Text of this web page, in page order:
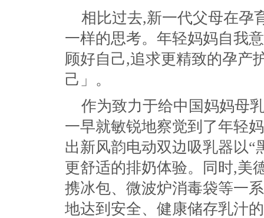
相比过去,新一代父母在孕
一样的思考。年轻妈妈自我
顾好自己,追求更精致的孕产
己」。
作为致力于给中国妈妈母
一早就敏锐地察觉到了年轻
出新风韵电动双边吸乳器以“
更舒适的排奶体验。同时,美
携冰包、微波炉消毒袋等一
地达到安全、健康储存乳汁